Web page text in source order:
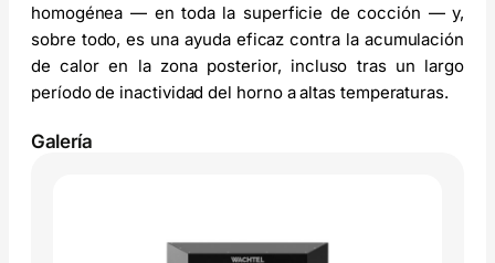
homogénea — en toda la superficie de cocción — y,
sobre todo, es una ayuda eficaz contra la acumulación
de calor en la zona posterior, incluso tras un largo
período de inactividad del horno a altas temperaturas.
Galería